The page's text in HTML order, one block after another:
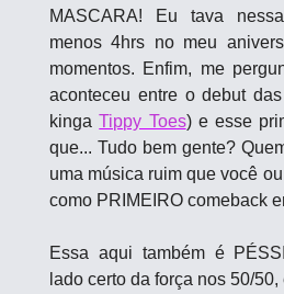
MASCARA! Eu tava
menos 4hrs no meu
momentos. Enfim, me
aconteceu entre o debut
kinga Tippy Toes) e esse
que... Tudo bem gente?
uma música ruim que você
como PRIMEIRO comeback
Essa aqui também é
lado certo da força nos 50/